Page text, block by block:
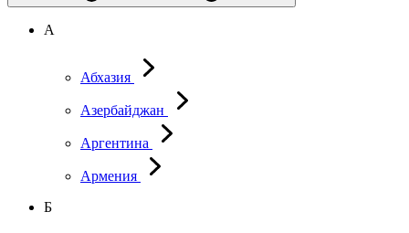
А
Абхазия
Азербайджан
Аргентина
Армения
Б